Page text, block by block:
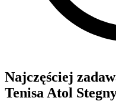
Najczęściej
Tenisa Atol